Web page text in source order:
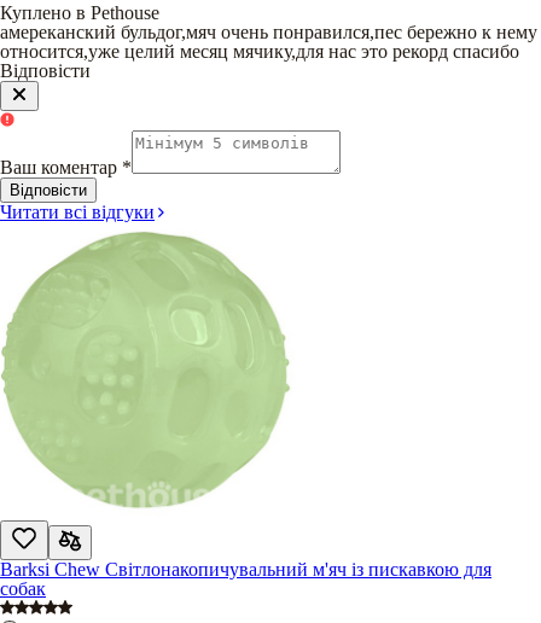
Куплено в Pethouse
амереканский бульдог,мяч очень понравился,пес бережно к нему
относится,уже целий месяц мячику,для нас это рекорд спасибо
Відповісти
Ваш коментар *
Відповісти
Читати всі відгуки
Barksi Chew Світлонакопичувальний м'яч із пискавкою для
собак